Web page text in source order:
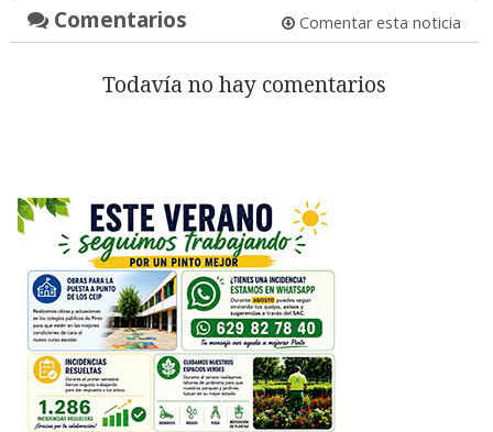
Comentarios Comentar esta noticia
Todavía no hay comentarios